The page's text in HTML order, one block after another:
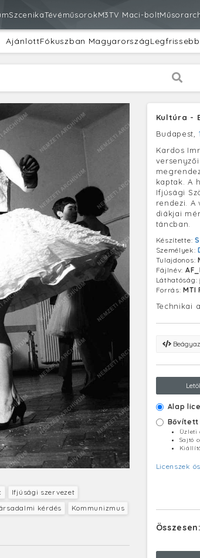
SzcenikaTévéműsorokM3TV Maci-bolt
AjánlottFókuszban MagyarországLegfrissebb
Ifjúsági szervezet
kérdés
Kommunizmus
Kultúra -
Budapest,
Kardos
kaptak. A
Ifjúsági
rendezi.
diákjai
táncban.
Készítette:
Személyek:
Tulajdonos:
Fájlnév:
Láthatóság:
Forrás:MTI
Technikai
Alap
Bővített
Üzleti
Sajtó
Licenszek
Összesen: